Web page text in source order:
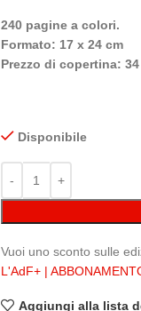
240 pagine a colori.
Formato: 17 x 24 cm
Prezzo di copertina:
Disponibile
Vuoi uno sconto sulle
L'AdF+ |
Aggiungi alla lista